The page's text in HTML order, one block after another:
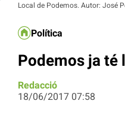
Local de Podemos. Autor: José
Política
Podemos ja té
Redacció
18/06/2017 07:58